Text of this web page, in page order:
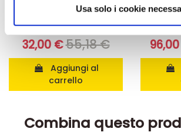
informazioni sul modo in cui utilizza il
nostri partner che si occupano di analisi
pubblicità e social media, i quali
con altre informazioni che ha fornito
raccolto dal suo utilizzo dei loro servizi.
Usa solo i cookie
Integratori per dimagrire
- 21 bustine
32,00 €55,18 €
carrello
Kit
Combina questo